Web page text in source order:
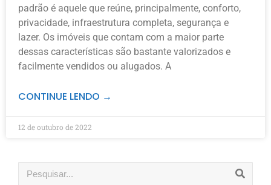
padrão é aquele que reúne, principalmente, conforto,
privacidade, infraestrutura completa, segurança e
lazer. Os imóveis que contam com a maior parte
dessas características são bastante valorizados e
facilmente vendidos ou alugados. A
CONTINUE LENDO →
12 de outubro de 2022